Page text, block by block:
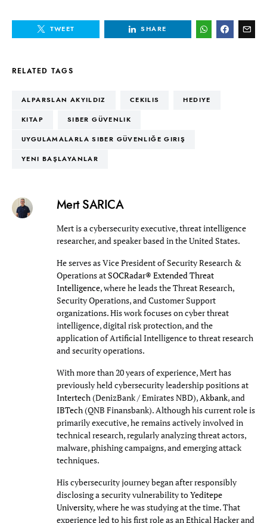
TWEET SHARE
RELATED TAGS
ALPARSLAN AKYILDIZ CEKILIS HEDIYE
KITAP SIBER GÜVENLIK
UYGULAMALARLA SIBER GÜVENLIĞE GIRIŞ
YENI BAŞLAYANLAR
Mert SARICA
Mert is a cybersecurity executive, threat intelligence
researcher, and speaker based in the United States.
He serves as Vice President of Security Research &
Operations atSOCRadar® Extended Threat
Intelligence, where he leads the Threat Research,
Security Operations, and Customer Support
organizations. His work focuses on cyber threat
intelligence, digital risk protection, and the
application of Artificial Intelligence to threat research
and security operations.
With more than 20 years of experience, Mert has
previously held cybersecurity leadership positions at
Intertech(DenizBank / Emirates NBD),Akbank, and
IBTech(QNB Finansbank). Although his current role is
primarily executive, he remains actively involved in
technical research, regularly analyzing threat actors,
malware, phishing campaigns, and emerging attack
techniques.
His cybersecurity journey began after responsibly
disclosing a security vulnerability toYeditepe
University, where he was studying at the time. That
experience led to his first role as an Ethical Hacker and